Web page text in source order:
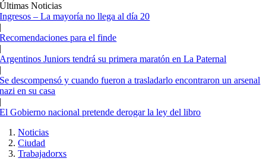
Últimas Noticias
Ingresos – La mayoría no llega al día 20
|
Recomendaciones para el finde
|
Argentinos Juniors tendrá su primera maratón en La Paternal
|
Se descompensó y cuando fueron a trasladarlo encontraron un arsenal
nazi en su casa
|
El Gobierno nacional pretende derogar la ley del libro
Noticias
Ciudad
Trabajadorxs